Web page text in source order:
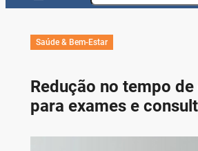
Saúde & Bem-Estar
Redução no tempo de
para exames e